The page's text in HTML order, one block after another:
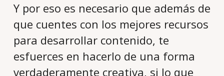
Y por eso es necesario que además de
que cuentes con los mejores recursos
para desarrollar contenido, te
esfuerces en hacerlo de una forma
verdaderamente creativa, si lo que